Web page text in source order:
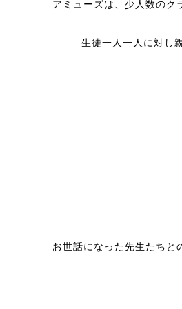
アミューズは、少人数の
生徒一人一人に対し
お世話になった先生たちと